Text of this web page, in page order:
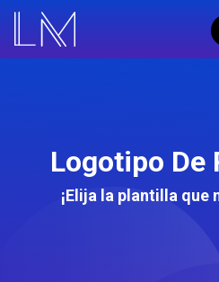
Logotipo De
¡Elija la plantilla que